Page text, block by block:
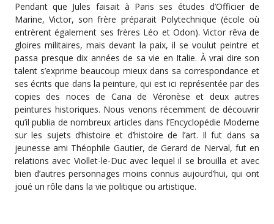
Pendant que Jules faisait à Paris ses études d’Officier de
Marine, Victor, son frère préparait Polytechnique (école où
entrèrent également ses frères Léo et Odon). Victor rêva de
gloires militaires, mais devant la paix, il se voulut peintre et
passa presque dix années de sa vie en Italie. À vrai dire son
talent s’exprime beaucoup mieux dans sa correspondance et
ses écrits que dans la peinture, qui est ici représentée par des
copies des noces de Cana de Véronèse et deux autres
peintures historiques. Nous venons récemment de découvrir
qu’il publia de nombreux articles dans l’Encyclopédie Moderne
sur les sujets d’histoire et d’histoire de l’art. Il fut dans sa
jeunesse ami Théophile Gautier, de Gerard de Nerval, fut en
relations avec Viollet-le-Duc avec lequel il se brouilla et avec
bien d’autres personnages moins connus aujourd’hui, qui ont
joué un rôle dans la vie politique ou artistique.